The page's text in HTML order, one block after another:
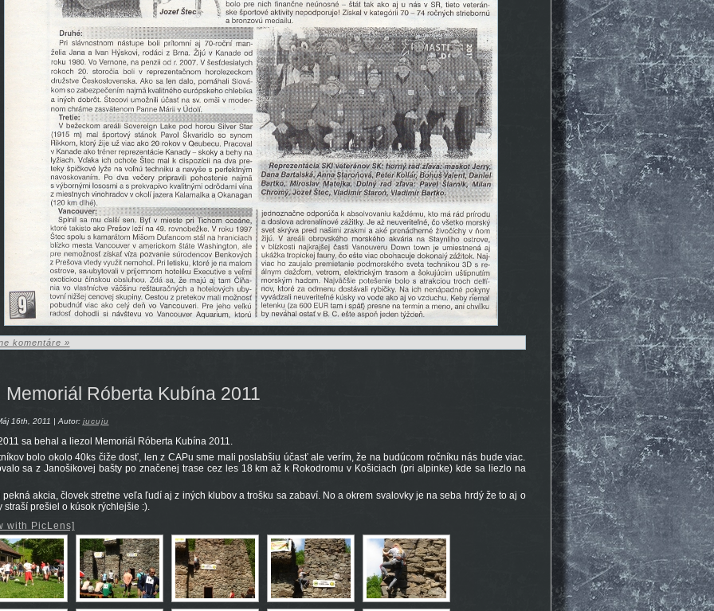
komentáre »
Memoriál Róberta Kubína 2011
16th, 2011 | Autor: jucuju
sa behal a liezol Memoriál Róberta Kubína 2011.
bolo okolo 40ks čiže dosť, len z CAPu sme mali poslabšiu účasť ale verím, že na budúcom ročníku nás bude viac.
sa z Janošikovej bašty po značenej trase cez les 18 km až k Rokodromu v Košiciach (pri alpinke) kde sa liezlo na
pekná akcia, človek stretne veľa ľudí aj z iných klubov a trošku sa zabaví. No a okrem svalovky je na seba hrdý že to aj o
straší prešiel o kúsok rýchlejšie :).
with PicLens]